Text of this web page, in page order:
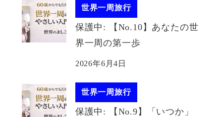
世界一周旅行
保護中: 【No.10】あなたの世
界一周の第一歩
2026年6月4日
世界一周旅行
保護中: 【No.9】「いつか」